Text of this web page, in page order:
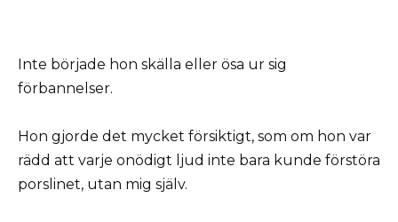
Inte började hon skälla eller ösa ur sig
förbannelser.
Hon gjorde det mycket försiktigt, som om hon var
rädd att varje onödigt ljud inte bara kunde förstöra
porslinet, utan mig själv.